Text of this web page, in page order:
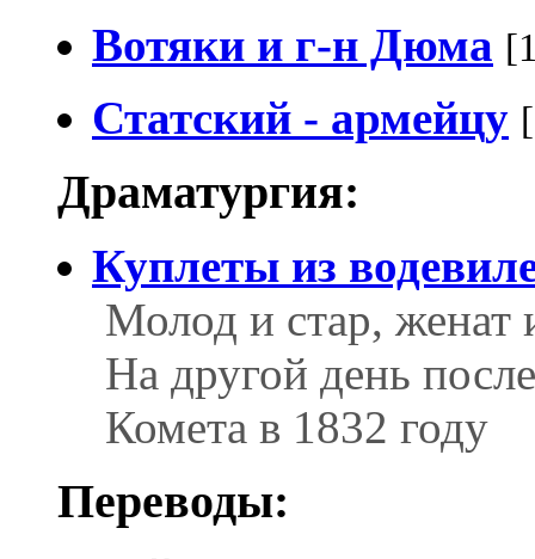
Вотяки и г-н Дюма
Статский - армейцу
Драматургия:
Куплеты из
Молод и стар, женат
На другой день
Комета в 1832 году
Переводы: